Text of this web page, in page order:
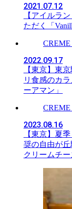
2021.07.12
【アイルラ
ただく「
2022.09.17
【東京】東
リ食感のカ
ーアマン」
2023.08.16
【東京】夏
奨の自由が
クリームチー